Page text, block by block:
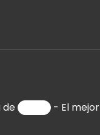
de - El mejor